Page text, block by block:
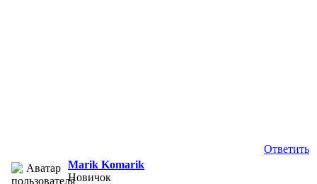
Ответить
Marik Komarik
Новичок